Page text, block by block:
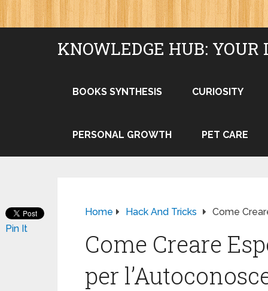
KNOWLEDGE HUB: YOUR
BOOKS SYNTHESIS CURIOSITY
PERSONAL GROWTH PET CARE
Home Hack And Tricks Come
Come Creare
per
Pin It